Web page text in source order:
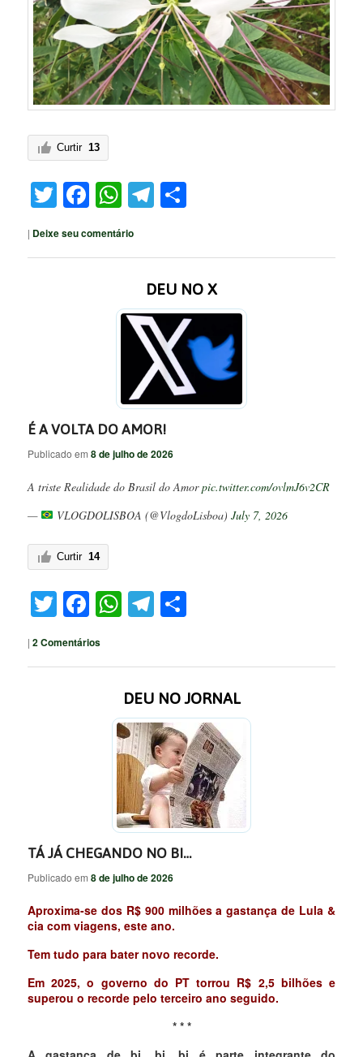
Curtir 13
Twitter
Facebook
WhatsApp
Telegram
| Deixe seu comentário
DEU NO X
É A VOLTA DO AMOR!
Publicado em8 de julho de 2026
A triste Realidade do Brasil do Amorpic.twitter.com/ovlmJ6v2CR
—
VLOGDOLISBOA (@VlogdoLisboa) July 7, 2026
Curtir 14
Twitter
Facebook
WhatsApp
Telegram
|2Comentários
DEU NO JORNAL
TÁ JÁ CHEGANDO NO BI…
Publicado em8 de julho de 2026
Aproxima-se dos R$ 900 milhões a gastança de Lula &
cia com viagens, este ano.
Tem tudo para bater novo recorde.
Em 2025, o governo do PT torrou R$ 2,5 bilhões e
superou o recorde pelo terceiro ano seguido.
* * *